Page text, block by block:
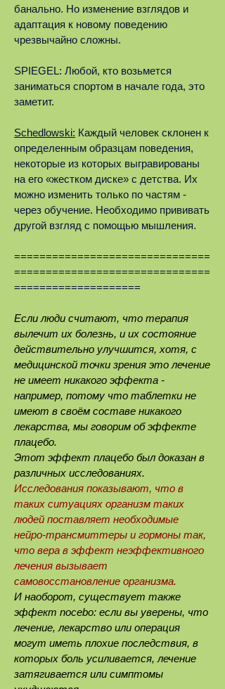
банально. Но изменение взглядов и
адаптация к новому поведению
чрезвычайно сложны.
SPIEGEL: Любой, кто возьмется
заниматься спортом в начале года, это
заметит.
Schedlowski: Каждый человек склонен к
определенным образцам поведения,
некоторые из которых выгравированы
на его «жестком диске» с детства. Их
можно изменить только по частям -
через обучение. Необходимо прививать
другой взгляд с помощью мышления.
===============================
===============================
====================
Если люди считают, что терапия
вылечит их болезнь, и их состояние
действительно улучшится, хотя, с
медицинской точки зрения это лечение
не имеет никакого эффекта -
например, потому что таблетки не
имеют в своём составе никакого
лекарства, мы говорим об эффекте
плацебо.
Этот эффект плацебо был доказан в
различных исследованиях.
Исследования показывают, что в
таких ситуациях организм таких
людей поставляет необходимые
нейро-трансмиттеры и гормоны так,
что вера в эффект неэффективного
лечения вызывает
самовосстановление организма.
И наоборот, существует также
эффект nocebo: если вы уверены, что
лечение, лекарство или операция
могут иметь плохие последствия, в
которых боль усиливается, лечение
затягивается или симптомы